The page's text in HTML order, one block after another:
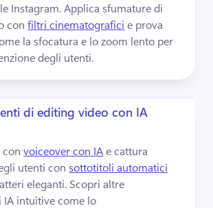
Instagram. Applica sfumature di
con filtri cinematografici e prova
la sfocatura e lo zoom lento per
degli utenti.
di editing video con IA
con voiceover con IA e cattura
utenti con sottotitoli automatici
eleganti. Scopri altre
IA intuitive come lo